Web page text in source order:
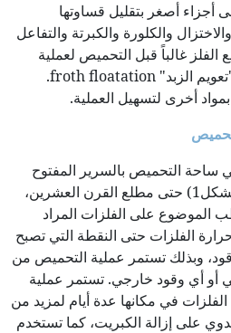
أجزاء أصغر بتقليل قساوتها
والكلورة والكبرتة والتفاعل
غالباً قبل التحميص لعملية
تنظيف جزئية بعملية تسمى "تعويم الزبد" froth floatation.
أخرى لتسهيل العملية.
ساحة التحميص بالسرير المفتوح
open bed roast yards (الشكل1) حتى مطلع القرن العشرين،
الموضوع على الفلزات المراد
الفلزات حتى النقطة التي تصبح
وبذلك تستمر عملية التحميص من
أي وقود خارجي. تستمر عملية
في مكانها عدة أيام لمزيد من
على إزالة الكبريت، كما تستخدم